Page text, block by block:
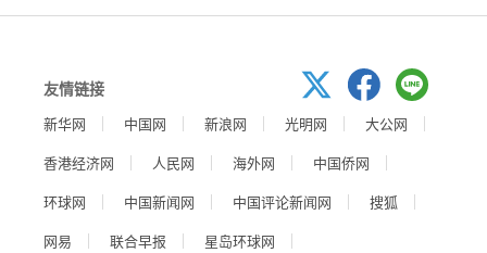
友情链接
新华网 中国网 新浪网 光明网
大公网
香港经济网
人民网 海外网
中国侨网
环球网
中国新闻网 中国评论新闻网
搜狐
网易
联合早报
星岛环球网